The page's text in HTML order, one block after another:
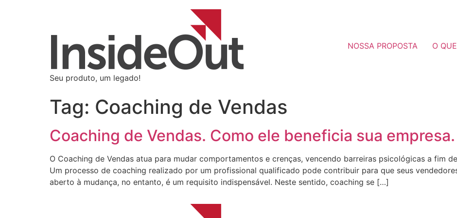
Seu produto, um legado!
NOSSA PROPOSTA O
Tag: Coaching de Vendas
Coaching de Vendas. Como ele beneficia sua empresa.
O Coaching de Vendas atua para mudar comportamentos e crenças, vencendo barreiras psicológicas a fim
Um processo de coaching realizado por um profissional qualificado pode contribuir para que seus
aberto à mudança, no entanto, é um requisito indispensável. Neste sentido, coaching se […]